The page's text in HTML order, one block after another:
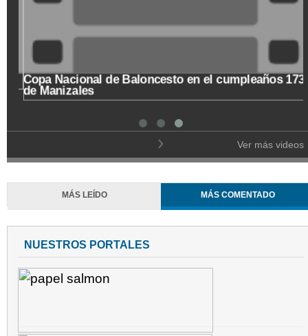
Copa Nacional de Baloncesto en el cumpleaños 173
de Manizales
Ver más videos
MÁS LEÍDO MÁS COMENTADO
NUESTROS PORTALES